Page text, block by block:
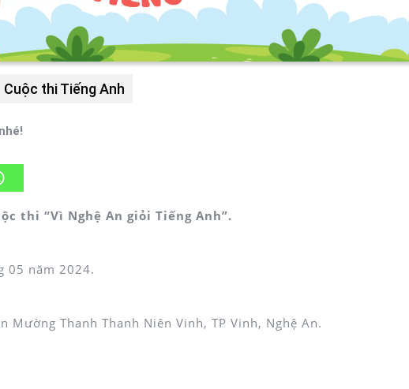
Cuộc thi Tiếng Anh
thi “Vì Nghệ An giỏi Tiếng Anh”.
05 năm 2024.
Mường Thanh Thanh Niên Vinh, TP Vinh, Nghệ An.